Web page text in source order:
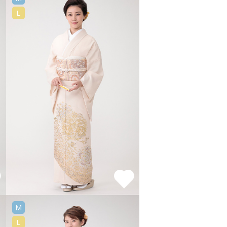
L
M
L